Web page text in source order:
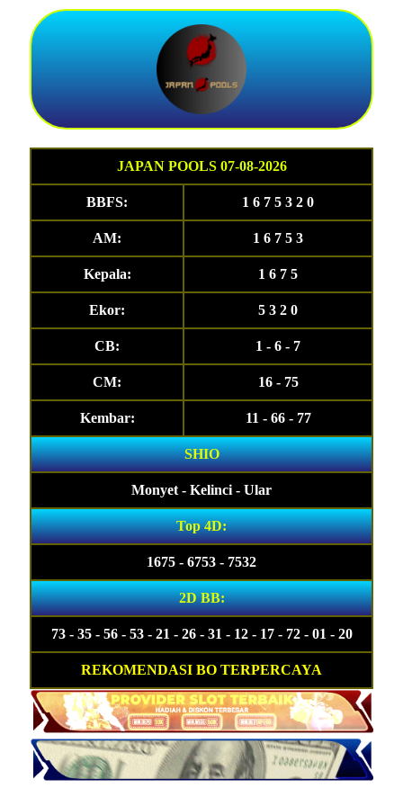
JAPAN POOLS 07-08-2026
BBFS: 1 6 7 5 3 2 0
AM: 1 6 7 5 3
Kepala: 1 6 7 5
Ekor: 5 3 2 0
CB: 1 - 6 - 7
CM: 16 - 75
Kembar: 11 - 66 - 77
SHIO
Monyet - Kelinci - Ular
Top 4D:
1675 - 6753 - 7532
2D BB:
73 - 35 - 56 - 53 - 21 - 26 - 31 - 12 - 17 - 72 - 01 - 20
REKOMENDASI BO TERPERCAYA